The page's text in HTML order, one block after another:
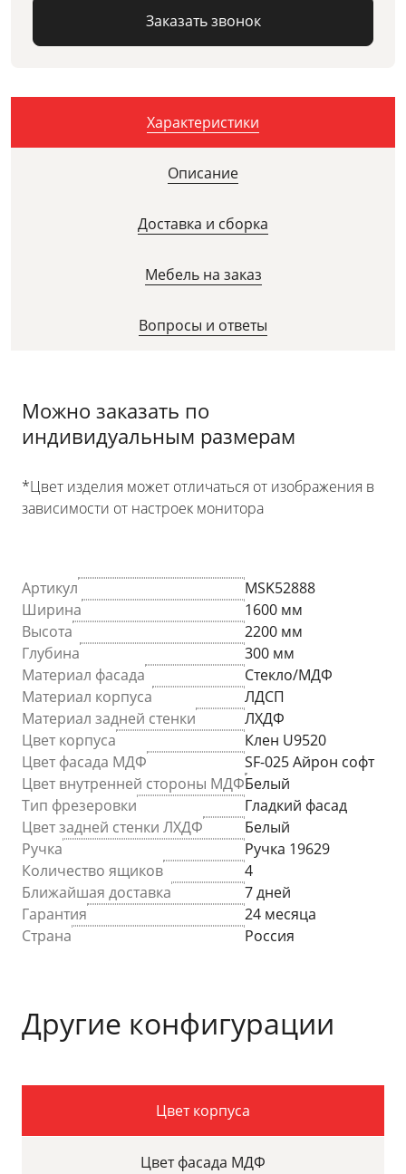
Заказать звонок
Характеристики
Описание
Доставка и сборка
Мебель на заказ
Вопросы и ответы
Можно заказать по
индивидуальным размерам
*Цвет изделия может отличаться от изображения в
зависимости от настроек монитора
Артикул
MSK52888
Ширина
1600 мм
Высота
2200 мм
Глубина
300 мм
Материал фасада
Стекло/МДФ
Материал корпуса
ЛДСП
Материал задней стенки
ЛХДФ
Цвет корпуса
Клен U9520
Цвет фасада МДФ
SF-025 Айрон софт
Цвет внутренней стороны МДФБелый
Тип фрезеровки
Гладкий фасад
Цвет задней стенки ЛХДФ
Белый
Ручка
Ручка 19629
Количество ящиков
4
Ближайшая доставка
7 дней
Гарантия
24 месяца
Страна
Россия
Другие конфигурации
Цвет корпуса
Цвет фасада МДФ